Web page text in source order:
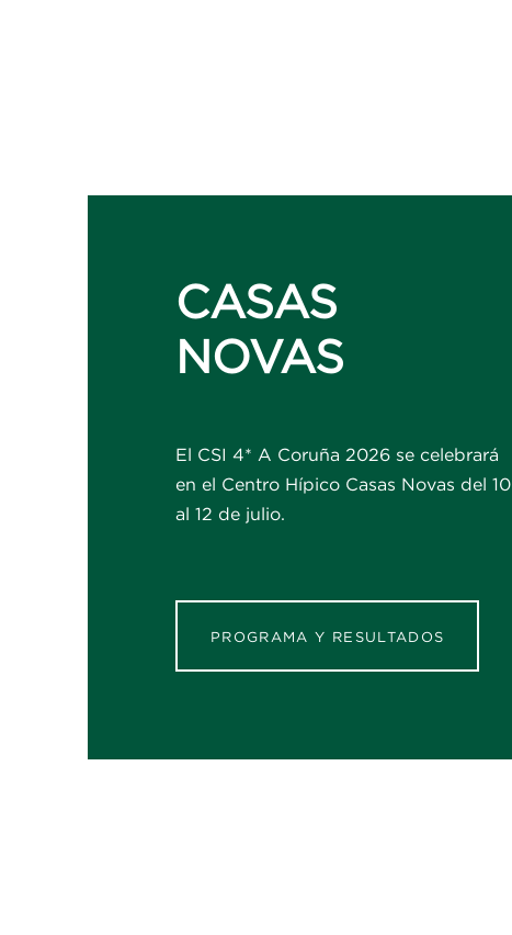
CASAS
NOVAS
El CSI 4* A Coruña 2026 se celebrará
en el Centro Hípico Casas Novas del 10
al 12 de julio.
PROGRAMA Y RESULTADOS